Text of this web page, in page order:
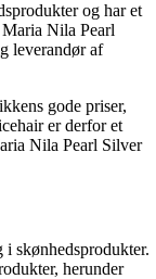
og har et
Nila Pearl
leverandør af
gode priser,
er derfor et
Nila Pearl Silver
i skønhedsprodukter.
herunder